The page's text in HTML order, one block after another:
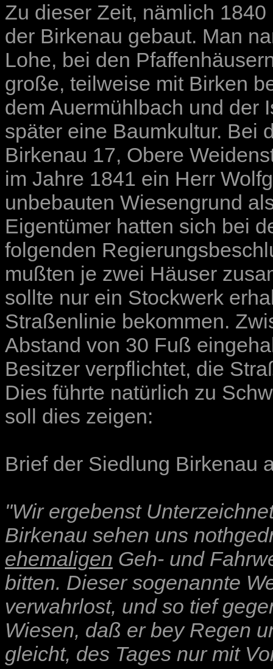
Zu dieser Zeit, nämlich
der Birkenau gebaut. Man
Lohe, bei den
große, teilweise mit Birken
dem Auermühlbach und der
später eine Baumkultur. Bei
Birkenau 17, Obere
im Jahre 1841 ein Herr
unbebauten Wiesengrund
Eigentümer hatten sich bei
folgenden
mußten je zwei Häuser
sollte nur ein Stockwerk
Straßenlinie bekommen.
Abstand von 30 Fuß
Besitzer verpflichtet, die
Dies führte natürlich zu
soll dies zeigen:
Brief der Siedlung Birkenau
"Wir ergebenst
Birkenau sehen uns
ehemaligen Geh- und
bitten. Dieser sogenannte
verwahrlost, und so tief
Wiesen, daß er bey Regen
gleicht, des Tages nur mit